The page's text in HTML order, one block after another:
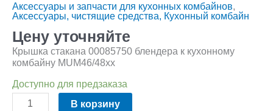
Аксессуары и запчасти для кухонных комбайнов,
Аксессуары, чистящие средства, Кухонный комбайн
Цену уточняйте
Крышка стакана 00085750 блендера к кухонному
комбайну MUM46/48хх
Доступно для предзаказа
В корзину